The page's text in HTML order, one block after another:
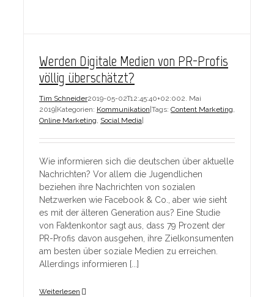
Werden Digitale Medien von PR-Profis
völlig überschätzt?
Tim Schneider2019-05-02T12:45:40+02:002. Mai
2019 Kategorien: Kommunikation Tags: Content Marketing,
Online Marketing, Social Media
Wie informieren sich die deutschen über aktuelle
Nachrichten? Vor allem die Jugendlichen
beziehen ihre Nachrichten von sozialen
Netzwerken wie Facebook & Co., aber wie sieht
es mit der älteren Generation aus? Eine Studie
von Faktenkontor sagt aus, dass 79 Prozent der
PR-Profis davon ausgehen, ihre Zielkonsumenten
am besten über soziale Medien zu erreichen.
Allerdings informieren [...]
Weiterlesen